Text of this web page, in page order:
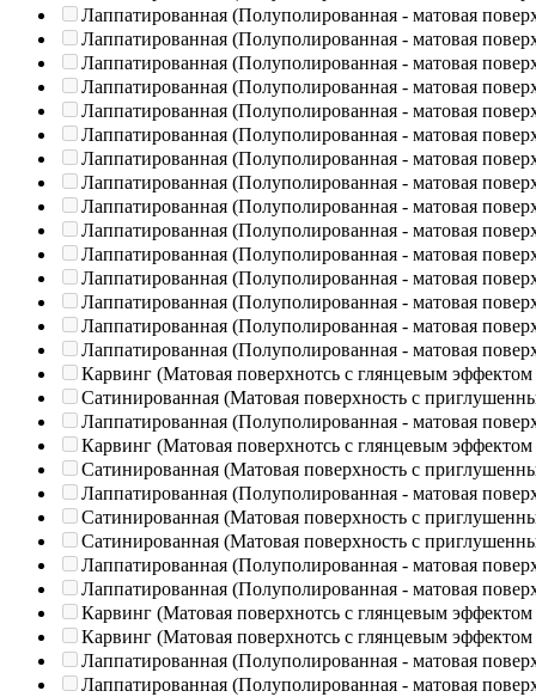
Лаппатированная (Полуполированная - матовая
Лаппатированная (Полуполированная - матовая
Лаппатированная (Полуполированная - матовая
Лаппатированная (Полуполированная - матовая
Лаппатированная (Полуполированная - матовая
Лаппатированная (Полуполированная - матовая
Лаппатированная (Полуполированная - матовая
Лаппатированная (Полуполированная - матовая
Лаппатированная (Полуполированная - матовая
Лаппатированная (Полуполированная - матовая
Лаппатированная (Полуполированная - матовая
Лаппатированная (Полуполированная - матовая
Лаппатированная (Полуполированная - матовая
Лаппатированная (Полуполированная - матовая
Лаппатированная (Полуполированная - матовая
Карвинг (Матовая поверхнотсь с глянцевым эффектом
Сатинированная (Матовая поверхность с
Лаппатированная (Полуполированная - матовая
Карвинг (Матовая поверхнотсь с глянцевым эффектом
Сатинированная (Матовая поверхность с
Лаппатированная (Полуполированная - матовая
Сатинированная (Матовая поверхность с
Сатинированная (Матовая поверхность с
Лаппатированная (Полуполированная - матовая
Лаппатированная (Полуполированная - матовая
Карвинг (Матовая поверхнотсь с глянцевым эффектом
Карвинг (Матовая поверхнотсь с глянцевым эффектом
Лаппатированная (Полуполированная - матовая
Лаппатированная (Полуполированная - матовая